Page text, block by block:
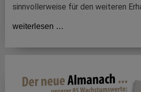
sinnvollerweise für den weiteren
weiterlesen …